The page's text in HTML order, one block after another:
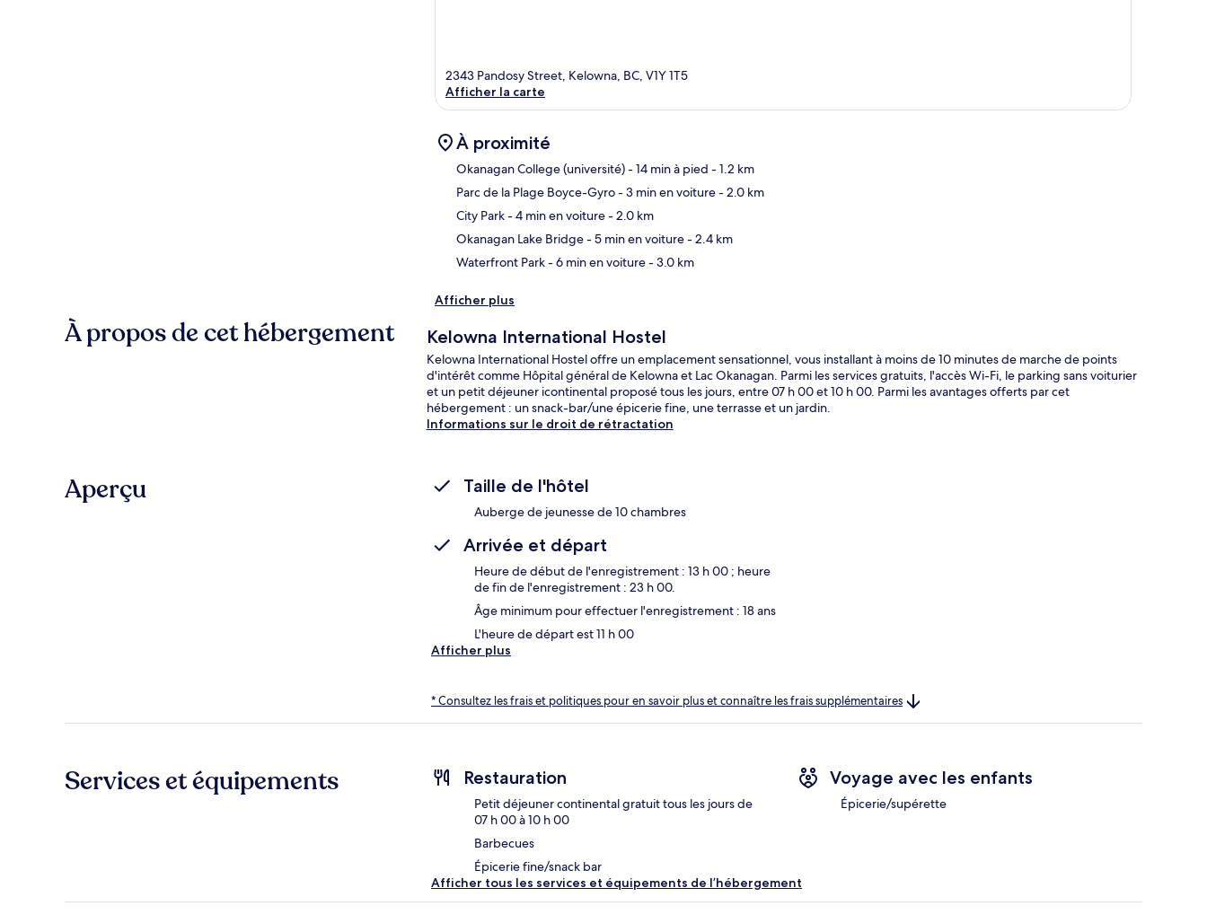
2343 Pandosy Street, Kelowna, BC, V1Y 1T5
Afficher la carte
À proximité
Okanagan College (université)- 14 min à pied - 1.2 km
Parc de la Plage Boyce-Gyro- 3 min en voiture- 2.0 km
City Park- 4 min en voiture- 2.0 km
Okanagan Lake Bridge- 5 min en voiture- 2.4 km
Waterfront Park- 6 min en voiture- 3.0 km
Afficher plus
À propos de cet hébergement Kelowna International Hostel
Kelowna International Hostel offre un emplacement sensationnel, vous installant à moins de 10 minutes de marche de points
d'intérêt comme Hôpital général de Kelowna et Lac Okanagan. Parmi les services gratuits, l'accès Wi-Fi, le parking sans voiturier
et un petit déjeuner icontinental proposé tous les jours, entre 07 h 00 et 10 h 00. Parmi les avantages offerts par cet
hébergement : un snack-bar/une épicerie fine, une terrasse et un jardin.
Informations sur le droit de rétractation
Aperçu Taille de l'hôtel
Auberge de jeunesse de 10 chambres
Arrivée et départ
Heure de début de l'enregistrement : 13 h 00 ; heure
de fin de l'enregistrement : 23 h 00.
Âge minimum pour effectuer l'enregistrement : 18 ans
L'heure de départ est 11 h 00
Afficher plus
* Consultez les frais et politiques pour en savoir plus et connaître les frais supplémentaires
Services et équipements Restauration
Petit déjeuner continental gratuit tous les jours de
07 h 00 à 10 h 00
Barbecues
Épicerie fine/snack bar
Voyage avec les enfants
Épicerie/supérette
Afficher tous les services et équipements de l’hébergement